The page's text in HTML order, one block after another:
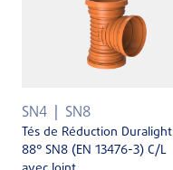
SN4 SN8
Tés de Réduction Duralight
88° SN8 (EN 13476-3) C/L